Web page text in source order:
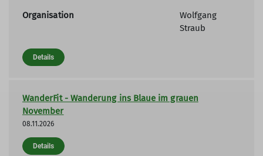
Organisation
Wolfgang
Straub
Details
WanderFit - Wanderung ins Blaue im grauen
November
08.11.2026
Details